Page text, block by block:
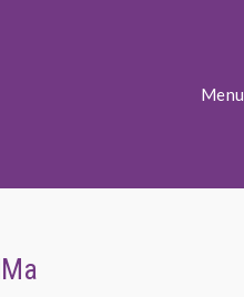
Menu